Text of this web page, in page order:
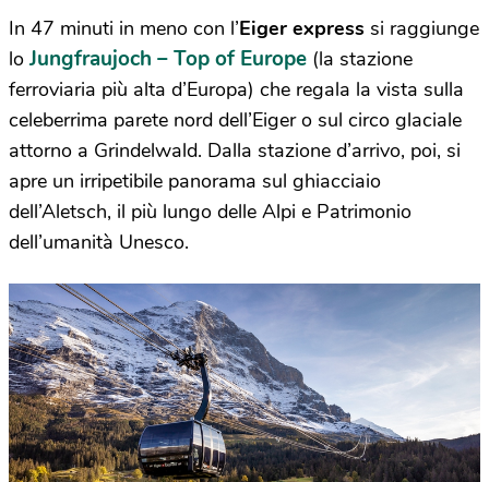
In 47 minuti in meno con l’Eiger express si raggiunge
loJungfraujoch – Top of Europe (la stazione
ferroviaria più alta d’Europa) che regala la vista sulla
celeberrima parete nord dell’Eiger o sul circo glaciale
attorno a Grindelwald. Dalla stazione d’arrivo, poi, si
apre un irripetibile panorama sul ghiacciaio
dell’Aletsch, il più lungo delle Alpi e Patrimonio
dell’umanità Unesco.